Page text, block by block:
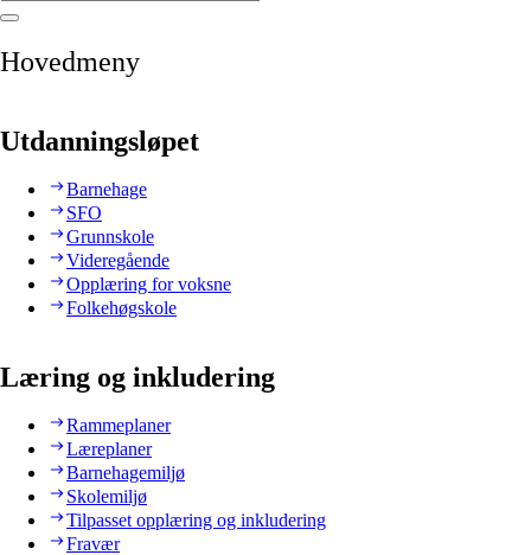
Hovedmeny
Utdanningsløpet
Barnehage
SFO
Grunnskole
Videregående
Opplæring for voksne
Folkehøgskole
Læring og inkludering
Rammeplaner
Læreplaner
Barnehagemiljø
Skolemiljø
Tilpasset opplæring og inkludering
Fravær